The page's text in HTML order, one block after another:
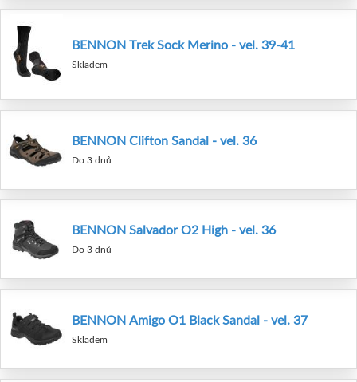
BENNON Trek Sock Merino - vel. 39-41
Skladem
BENNON Clifton Sandal - vel. 36
Do 3 dnů
BENNON Salvador O2 High - vel. 36
Do 3 dnů
BENNON Amigo O1 Black Sandal - vel. 37
Skladem